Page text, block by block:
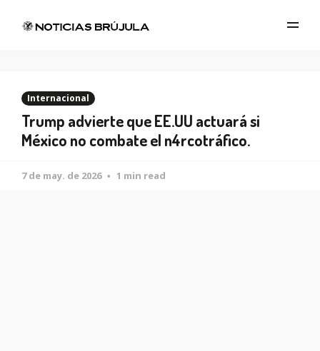
Internacional
Trump advierte que EE.UU actuará si
México no combate el n4rcotráfico.
7 de may. de 2026 1 min read